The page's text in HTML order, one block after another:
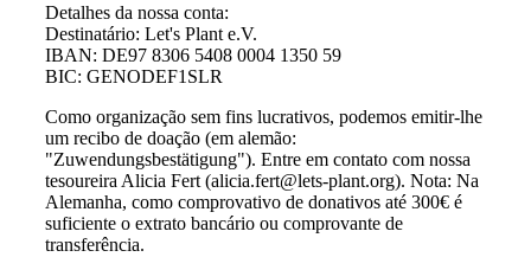
Detalhes da nossa conta:
Destinatário: Let's Plant e.V.
IBAN: DE97 8306 5408 0004 1350 59
BIC: GENODEF1SLR
Como organização sem fins lucrativos, podemos emitir-lhe
um recibo de doação (em alemão:
"Zuwendungsbestätigung"). Entre em contato com nossa
tesoureira Alicia Fert (alicia.fert@lets-plant.org). Nota: Na
Alemanha, como comprovativo de donativos até 300€ é
suficiente o extrato bancário ou comprovante de
transferência.